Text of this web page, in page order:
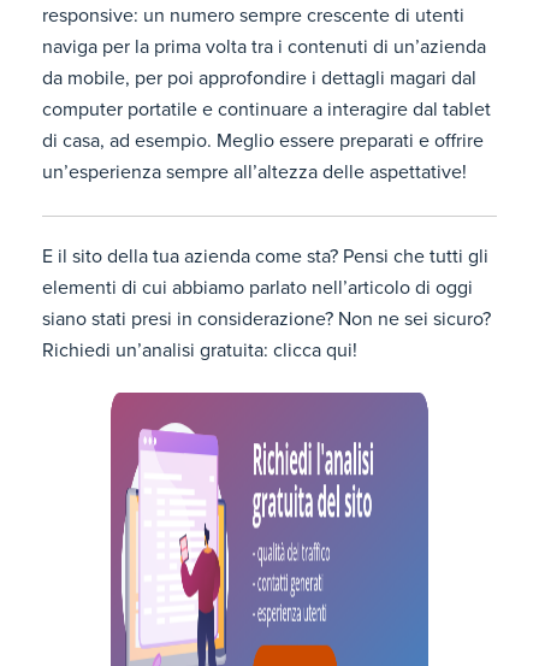
responsive: un numero sempre crescente di utenti
naviga per la prima volta tra i contenuti di un’azienda
da mobile, per poi approfondire i dettagli magari dal
computer portatile e continuare a interagire dal tablet
di casa, ad esempio. Meglio essere preparati e offrire
un’esperienza sempre all’altezza delle aspettative!
E il sito della tua azienda come sta? Pensi che tutti gli
elementi di cui abbiamo parlato nell’articolo di oggi
siano stati presi in considerazione? Non ne sei sicuro?
Richiedi un’analisi gratuita: clicca qui!